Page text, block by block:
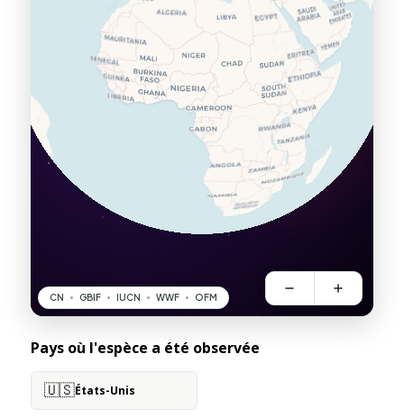
Pays où l'espèce a été observée
🇺🇸États-Unis